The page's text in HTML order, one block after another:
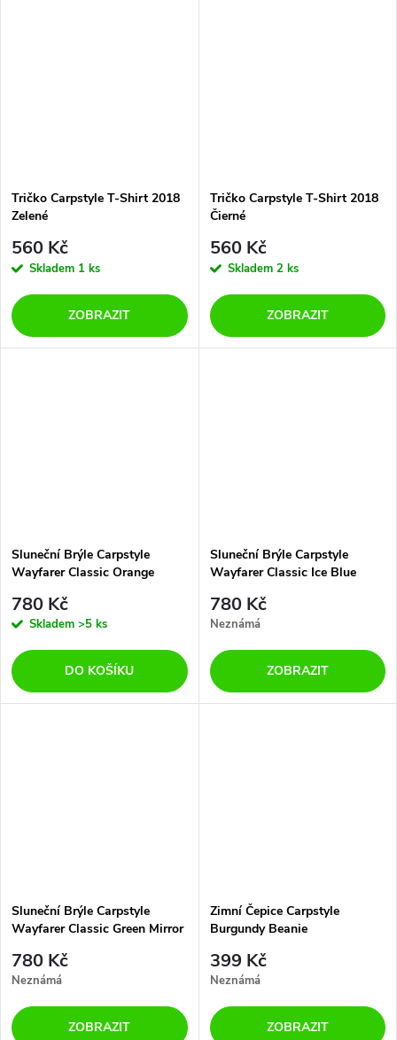
Tričko Carpstyle T-Shirt 2018
Zelené
560 Kč
Skladem 1 ks
ZOBRAZIT
Tričko Carpstyle T-Shirt 2018
Čierné
560 Kč
Skladem 2 ks
ZOBRAZIT
Sluneční Brýle Carpstyle
Wayfarer Classic Orange
780 Kč
Skladem >5 ks
DO KOŠÍKU
Sluneční Brýle Carpstyle
Wayfarer Classic Ice Blue
780 Kč
Neznámá
ZOBRAZIT
Sluneční Brýle Carpstyle
Wayfarer Classic Green Mirror
780 Kč
Neznámá
ZOBRAZIT
Zimní Čepice Carpstyle
Burgundy Beanie
399 Kč
Neznámá
ZOBRAZIT